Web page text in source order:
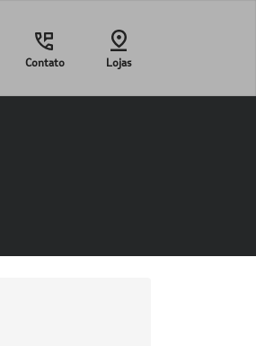
Contato Lojas